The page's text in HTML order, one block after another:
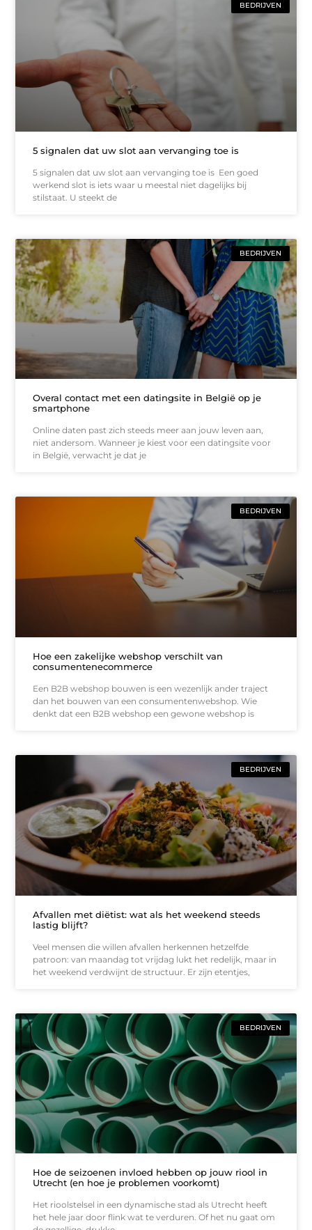
BEDRIJVEN
5 signalen dat uw slot aan vervanging toe is
5 signalen dat uw slot aan vervanging toe is Een goed
werkend slot is iets waar u meestal niet dagelijks bij
stilstaat. U steekt de
BEDRIJVEN
Overal contact met een datingsite in België op je
smartphone
Online daten past zich steeds meer aan jouw leven aan,
niet andersom. Wanneer je kiest voor een datingsite voor
in België, verwacht je dat je
BEDRIJVEN
Hoe een zakelijke webshop verschilt van
consumentenecommerce
Een B2B webshop bouwen is een wezenlijk ander traject
dan het bouwen van een consumentenwebshop. Wie
denkt dat een B2B webshop een gewone webshop is
BEDRIJVEN
Afvallen met diëtist: wat als het weekend steeds
lastig blijft?
Veel mensen die willen afvallen herkennen hetzelfde
patroon: van maandag tot vrijdag lukt het redelijk, maar in
het weekend verdwijnt de structuur. Er zijn etentjes,
BEDRIJVEN
Hoe de seizoenen invloed hebben op jouw riool in
Utrecht (en hoe je problemen voorkomt)
Het rioolstelsel in een dynamische stad als Utrecht heeft
het hele jaar door flink wat te verduren. Of het nu gaat om